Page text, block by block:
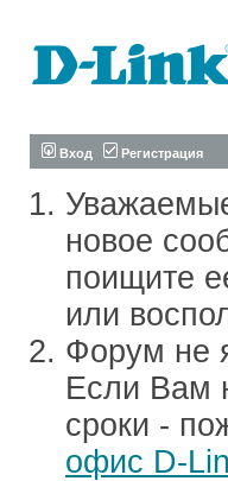
Вход Регистрация
новое
поищите
или
Форум не
Если Вам
сроки -
офис D-